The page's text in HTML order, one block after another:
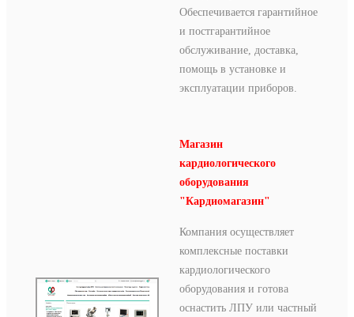
Обеспечивается гарантийное
и постгарантийное
обслуживание, доставка,
помощь в установке и
эксплуатации приборов.
Магазин
кардиологического
оборудования
"Кардиомагазин"
Компания осуществляет
комплексные поставки
кардиологического
оборудования и готова
оснастить ЛПУ или частный